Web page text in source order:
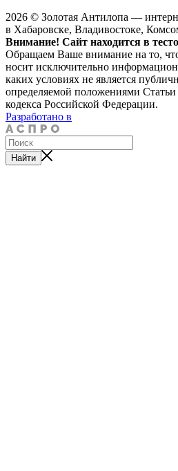
2026 © Золотая Антилопа —
в Хабаровске, Владивостоке,
Внимание! Сайт находится в
Обращаем Ваше внимание на то,
носит исключительно
каких условиях не является
определяемой положениями
кодекса Российской Федерации.
Разработано в
Найти